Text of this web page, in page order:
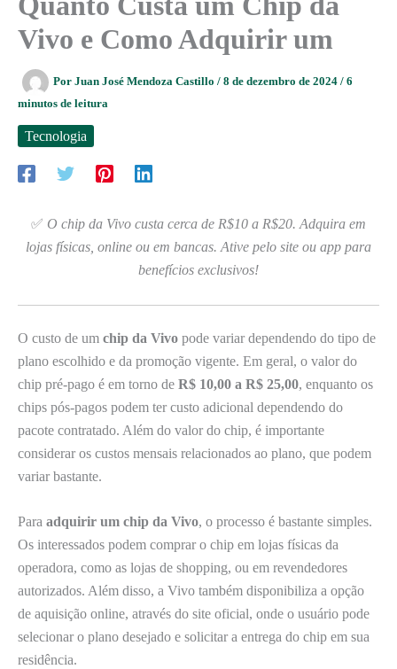
Vivo e Como Adquirir um
Por Juan José Mendoza Castillo / 8 de dezembro de 2024 / 6
minutos de leitura
Tecnologia
✅ O chip da Vivo custa cerca de R$10 a R$20. Adquira em
lojas físicas, online ou em bancas. Ative pelo site ou app para
benefícios exclusivos!
O custo de um chip da Vivo pode variar dependendo do tipo de
plano escolhido e da promoção vigente. Em geral, o valor do
chip pré-pago é em torno de R$ 10,00 a R$ 25,00, enquanto os
chips pós-pagos podem ter custo adicional dependendo do
pacote contratado. Além do valor do chip, é importante
considerar os custos mensais relacionados ao plano, que podem
variar bastante.
Para adquirir um chip da Vivo, o processo é bastante simples.
Os interessados podem comprar o chip em lojas físicas da
operadora, como as lojas de shopping, ou em revendedores
autorizados. Além disso, a Vivo também disponibiliza a opção
de aquisição online, através do site oficial, onde o usuário pode
selecionar o plano desejado e solicitar a entrega do chip em sua
residência.